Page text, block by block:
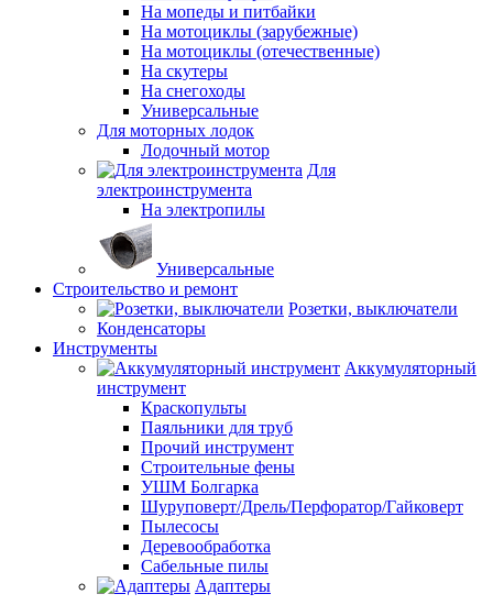
На мопеды и питбайки
На мотоциклы (зарубежные)
На мотоциклы (отечественные)
На скутеры
На снегоходы
Универсальные
Для моторных лодок
Лодочный мотор
Для
электроинструмента
На электропилы
Универсальные
Строительство и ремонт
Розетки, выключатели
Конденсаторы
Инструменты
Аккумуляторный
инструмент
Краскопульты
Паяльники для труб
Прочий инструмент
Строительные фены
УШМ Болгарка
Шуруповерт/Дрель/Перфоратор/Гайковерт
Пылесосы
Деревообработка
Сабельные пилы
Адаптеры